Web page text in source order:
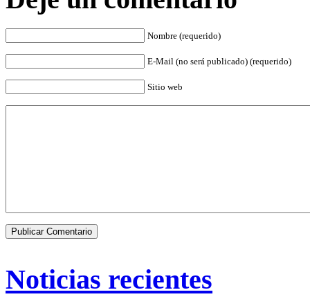
Nombre (requerido)
E-Mail (no será publicado) (requerido)
Sitio web
Noticias recientes